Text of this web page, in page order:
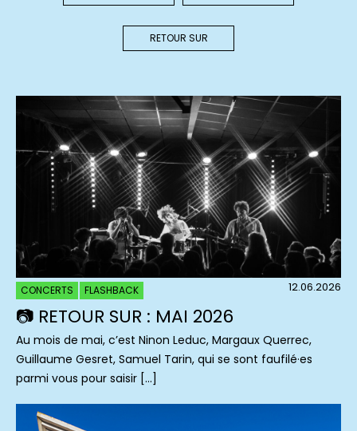
RETOUR SUR
CONCERTS FLASHBACK 12.06.2026
📷 RETOUR SUR : MAI 2026
Au mois de mai, c’est Ninon Leduc, Margaux Querrec,
Guillaume Gesret, Samuel Tarin, qui se sont faufilé·es
parmi vous pour saisir […]